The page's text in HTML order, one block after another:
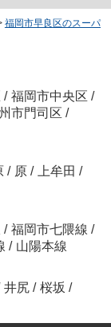
福岡市早良区のスーパ
/ 福岡市中央区 /
市門司区 /
/ 原 / 上牟田 /
/ 福岡市七隈線 /
/ 山陽本線
井尻 / 桜坂 /